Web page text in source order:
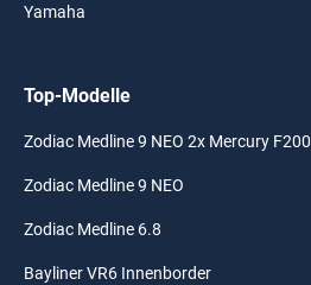
Yamaha
Top-Modelle
Zodiac Medline 9 NEO 2x Mercury F200
Zodiac Medline 9 NEO
Zodiac Medline 6.8
Bayliner VR6 Innenborder